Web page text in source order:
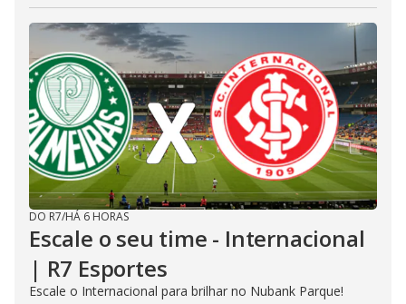
DO R7/HÁ 6 HORAS
Escale o seu time - Internacional
| R7 Esportes
Escale o Internacional para brilhar no Nubank Parque!